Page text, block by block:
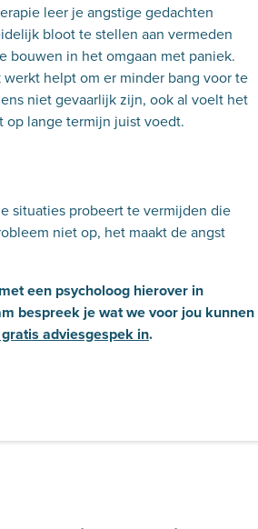
leer je angstige gedachten
bloot te stellen aan vermeden
bouwen in het omgaan met paniek.
helpt om er minder bang voor te
niet gevaarlijk zijn, ook al voelt het
lange termijn juist voedt.
situaties probeert te vermijden die
niet op, het maakt de angst
een psycholoog hierover in
bespreek je wat we voor jou kunnen
adviesgespek in.